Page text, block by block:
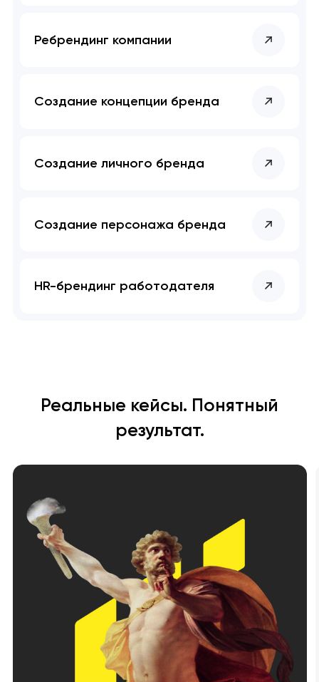
Ребрендинг компании
Создание концепции бренда
Создание личного бренда
Создание персонажа бренда
HR-брендинг работодателя
Реальные кейсы. Понятный
результат.